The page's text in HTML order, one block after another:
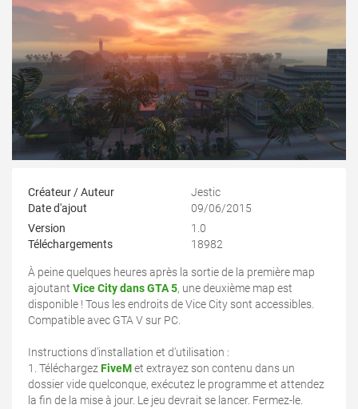
Créateur / Auteur
Jestic
Date d'ajout
09/06/2015
Version
1.0
Téléchargements
18982
À peine quelques heures après la sortie de la première map
ajoutant Vice City dans GTA 5, une deuxième map est
disponible ! Tous les endroits de Vice City sont accessibles.
Compatible avec GTA V sur PC.
Instructions d'installation et d'utilisation :
1. Téléchargez FiveMet extrayez son contenu dans un
dossier vide quelconque, exécutez le programme et attendez
la fin de la mise à jour. Le jeu devrait se lancer. Fermez-le.